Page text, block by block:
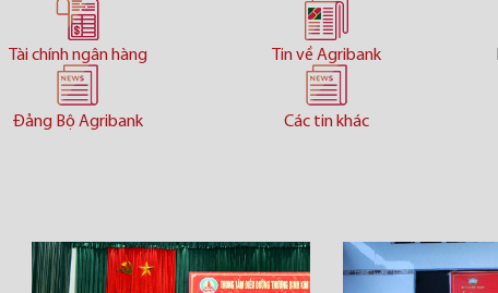
Tài chính ngân hàng Tin về Agribank
Đảng Bộ Agribank Các tin khác